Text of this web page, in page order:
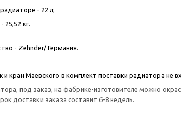
- 22 л;
25,52 кг.
- Zehnder/ Германия.
и кран Маевского в комплект поставки радиатора не
под заказ, на фабрике-изготовителе можно
доставки заказа составит 6-8 недель.